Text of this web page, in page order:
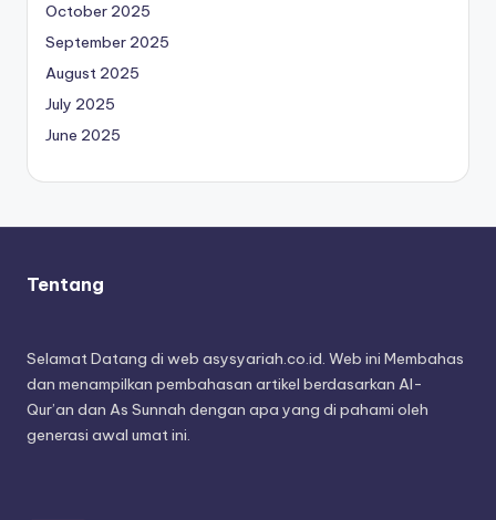
October 2025
September 2025
August 2025
July 2025
June 2025
Tentang
Selamat Datang di web asysyariah.co.id. Web ini Membahas
dan menampilkan pembahasan artikel berdasarkan Al-
Qur’an dan As Sunnah dengan apa yang di pahami oleh
generasi awal umat ini.